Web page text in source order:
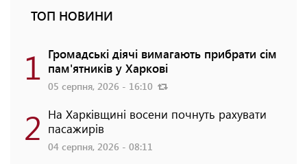
ТОП НОВИНИ
1 Громадські діячі вимагають прибрати сім
пам'ятників у Харкові
05 серпня, 2026 - 16:10
2 На Харківщині восени почнуть рахувати
пасажирів
04 серпня, 2026 - 08:11